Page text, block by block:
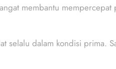
membantu
selalu dalam kondisi prima.